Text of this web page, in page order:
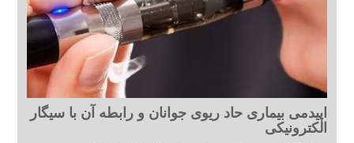
اپیدمی بیماری حاد ریوی جوانان و رابطه آن با سیگار
الکترونیکی